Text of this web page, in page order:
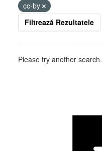
cc-by
Filtrează Rezultatele
Please try another search.